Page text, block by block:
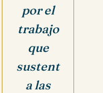
por el
trabajo
que
sustent
a las